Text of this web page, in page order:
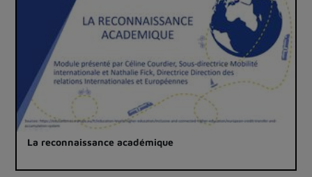
La reconnaissance académique